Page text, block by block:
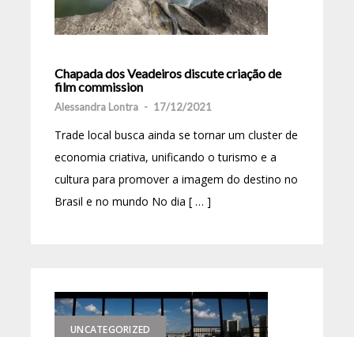
Chapada dos Veadeiros discute criação de
film commission
Alessandra Lontra - 17/12/2021
Trade local busca ainda se tornar um cluster de
economia criativa, unificando o turismo e a
cultura para promover a imagem do destino no
Brasil e no mundo No dia [ … ]
UNCATEGORIZED